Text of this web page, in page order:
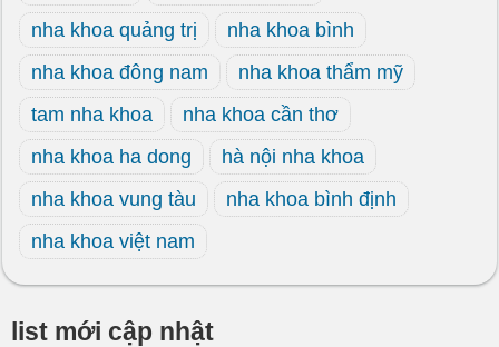
nha khoa quảng trị
nha khoa bình
nha khoa đông nam
nha khoa thẩm mỹ
tam nha khoa
nha khoa cần thơ
nha khoa ha dong
hà nội nha khoa
nha khoa vung tàu
nha khoa bình định
nha khoa việt nam
list mới cập nhật